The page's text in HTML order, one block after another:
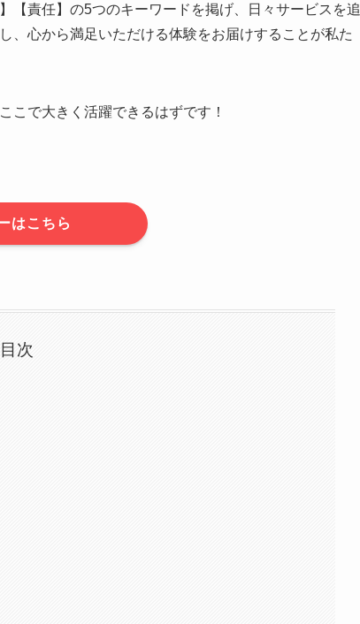
【責任】の5つのキーワードを掲げ、日々サービスを追
、心から満足いただける体験をお届けすることが私た
こで大きく活躍できるはずです！
はこちら
目次